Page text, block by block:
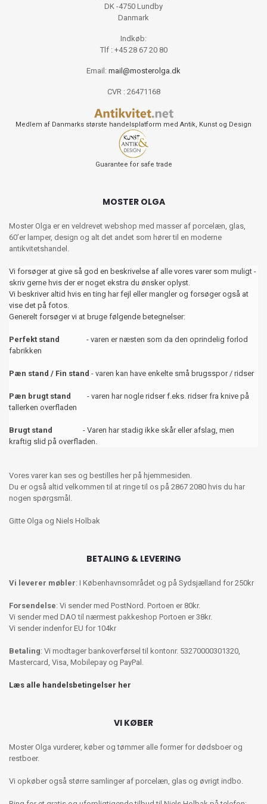
DK -4750 Lundby
Danmark
Indkøb:
Tlf : +45 28 67 20 80
Email: mail@mosterolga.dk
CVR : 26471168
Medlem af Danmarks største handelsplatform med Antik, Kunst og Design
Guarantee for safe trade
MOSTER OLGA
Moster Olga er en veldrevet webshop med masser af porcelæn, glas,
60’er lamper, design og alt det andet som hører til en moderne
antikvitetshandel.
Vi forsøger at give så god en beskrivelse af alle vores varer som muligt -
skriv gerne hvis der er noget ekstra du ønsker oplyst.
Vi beskriver altid hvis en ting har fejl eller mangler og forsøger også at
vise det på fotos.
Generelt forsøger vi at bruge følgende betegnelser:
Perfekt stand - varen er næsten som da den oprindelig forlod
fabrikken
Pæn stand / Fin stand - varen kan have enkelte små brugsspor / ridser
Pæn brugt stand
- varen har nogle ridser f.eks. ridser fra knive på
tallerken overfladen
Brugt stand
- Varen har stadig ikke skår eller afslag, men
kraftig slid på overfladen.
Vores varer kan ses og bestilles her på hjemmesiden.
Du er også altid velkommen til at ringe til os på 2867 2080 hvis du har
nogen spørgsmål.
Gitte Olga og Niels Holbak
BETALING & LEVERING
Vi leverer møbler: I Københavnsområdet og på Sydsjælland for 250kr
Forsendelse: Vi sender med PostNord. Portoen er 80kr.
Vi sender med DAO til nærmest pakkeshop Portoen er 38kr.
Vi sender indenfor EU for 104kr
Betaling: Vi modtager bankoverførsel til kontonr. 53270000301320,
Mastercard, Visa, Mobilepay og PayPal.
Læs alle handelsbetingelser her
VI KØBER
Moster Olga vurderer, køber og tømmer alle former for dødsboer og
restboer.
Vi opkøber også større samlinger af porcelæn, glas og øvrigt indbo.